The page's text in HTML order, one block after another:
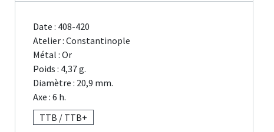
Date : 408-420
Atelier : Constantinople
Métal : Or
Poids : 4,37 g.
Diamètre : 20,9 mm.
Axe : 6 h.
TTB / TTB+